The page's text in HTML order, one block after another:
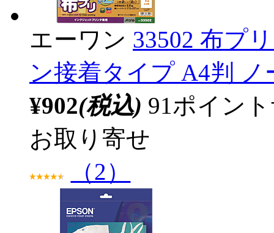
エーワン 33502 布プ
ン接着タイプ A4判 ノ
¥902(税込) 91ポイン
お取り寄せ
（2）